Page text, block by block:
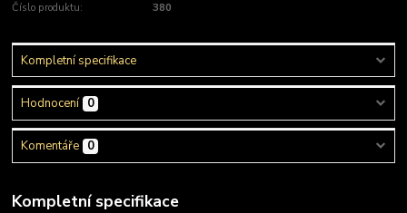
Číslo produktu: 380
Kompletní specifikace
Hodnocení 0
Komentáře 0
Kompletní specifikace